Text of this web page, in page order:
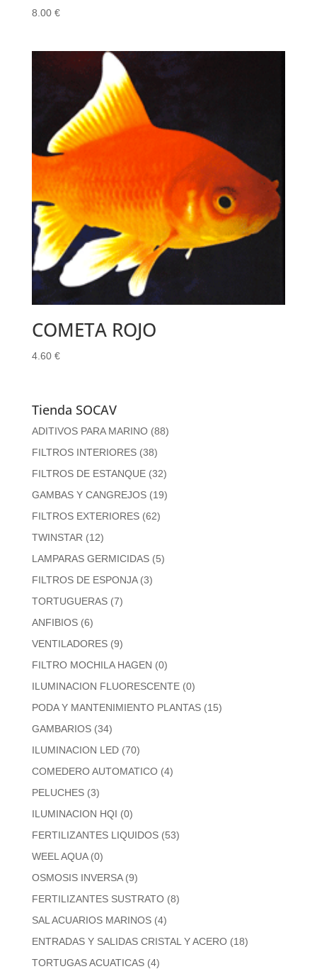
8.00 €
COMETA ROJO
4.60 €
Tienda SOCAV
ADITIVOS PARA MARINO (88)
FILTROS INTERIORES (38)
FILTROS DE ESTANQUE (32)
GAMBAS Y CANGREJOS (19)
FILTROS EXTERIORES (62)
TWINSTAR (12)
LAMPARAS GERMICIDAS (5)
FILTROS DE ESPONJA (3)
TORTUGUERAS (7)
ANFIBIOS (6)
VENTILADORES (9)
FILTRO MOCHILA HAGEN (0)
ILUMINACION FLUORESCENTE (0)
PODA Y MANTENIMIENTO PLANTAS (15)
GAMBARIOS (34)
ILUMINACION LED (70)
COMEDERO AUTOMATICO (4)
PELUCHES (3)
ILUMINACION HQI (0)
FERTILIZANTES LIQUIDOS (53)
WEEL AQUA (0)
OSMOSIS INVERSA (9)
FERTILIZANTES SUSTRATO (8)
SAL ACUARIOS MARINOS (4)
ENTRADAS Y SALIDAS CRISTAL Y ACERO (18)
TORTUGAS ACUATICAS (4)